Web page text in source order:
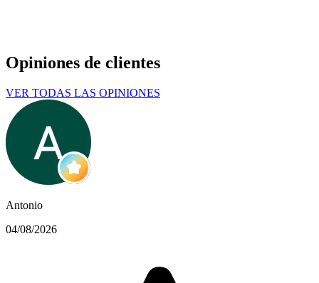
Opiniones de clientes
VER TODAS LAS OPINIONES
Antonio
04/08/2026